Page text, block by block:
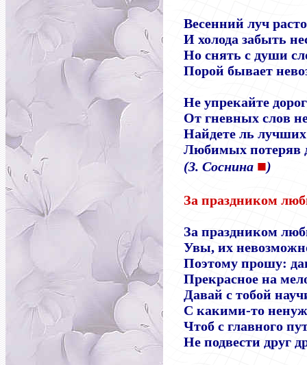
Весенний луч
И холода забыть
Но снять с души
Порой бывает
Не упрекайте
От гневных слов
Найдете ль
Любимых потеряв
(З. Соснина ■)
За праздником
За праздником
Увы, их
Поэтому прошу:
Прекрасное на
Давай с тобой
С какими-то
Чтоб с главного
Не подвести друг